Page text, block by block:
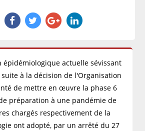
épidémiologique actuelle sévissant
à la décision de l'Organisation
de mettre en œuvre la phase 6
préparation à une pandémie de
chargés respectivement de la
ont adopté, par un arrêté du 27